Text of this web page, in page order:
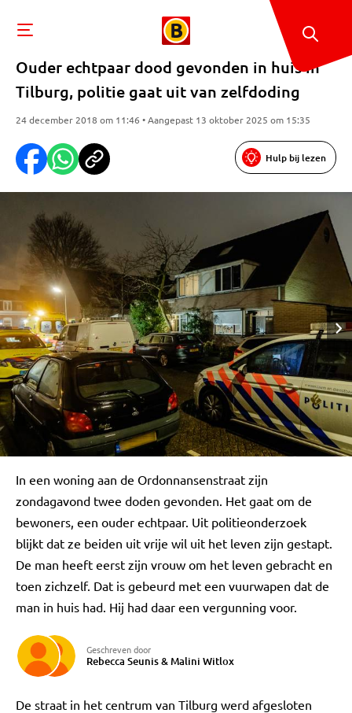
Ouder echtpaar dood gevonden in huis in
Tilburg, politie gaat uit van zelfdoding
24 december 2018 om 11:46 • Aangepast 13 oktober 2025 om 15:35
Hulp bij lezen
In een woning aan de Ordonnansenstraat zijn
zondagavond twee doden gevonden. Het gaat om de
bewoners, een ouder echtpaar. Uit politieonderzoek
blijkt dat ze beiden uit vrije wil uit het leven zijn gestapt.
De man heeft eerst zijn vrouw om het leven gebracht en
toen zichzelf. Dat is gebeurd met een vuurwapen dat de
man in huis had. Hij had daar een vergunning voor.
Geschreven door
Rebecca Seunis&Malini Witlox
De straat in het centrum van Tilburg werd afgesloten